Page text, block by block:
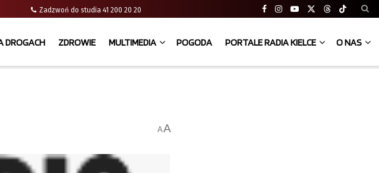
MHz Zadzwoń do studia 41 200 20 20
DROGACH ZDROWIE MULTIMEDIA POGODA PORTALE RADIA KIELCE O NAS
AA